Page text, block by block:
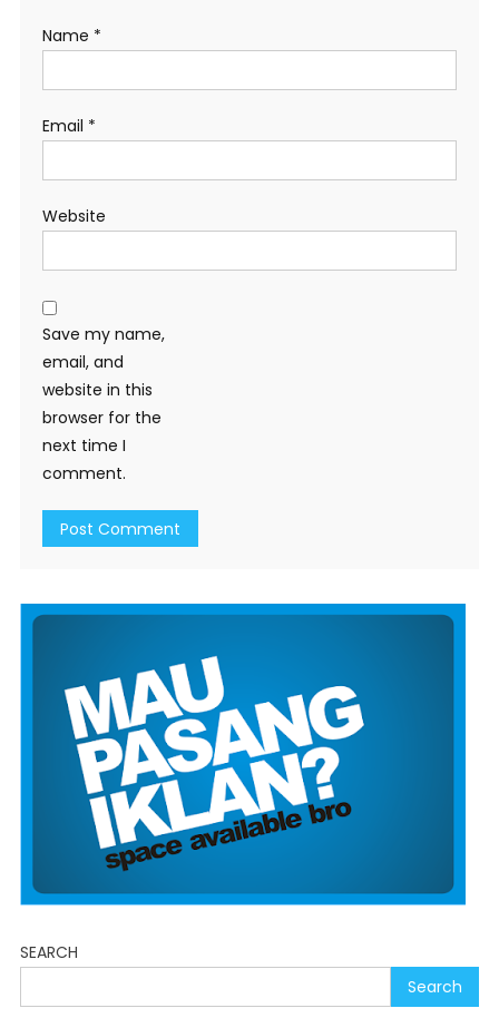
Name *
Email *
Website
Save my name,
email, and
website in this
browser for the
next time I
comment.
SEARCH
Search